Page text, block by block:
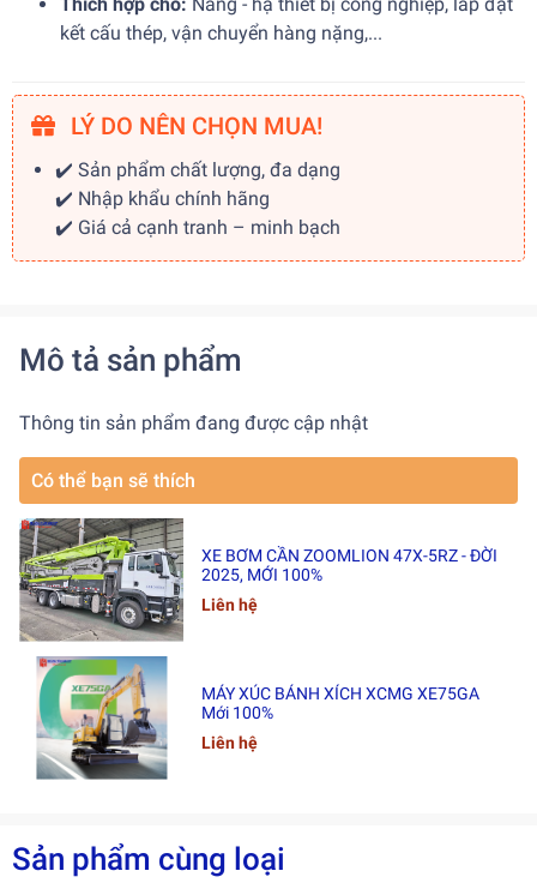
kết cấu thép, vận chuyển hàng nặng,...
LÝ DO NÊN CHỌN MUA!
✔️ Sản phẩm chất lượng, đa dạng
✔️ Nhập khẩu chính hãng
✔️ Giá cả cạnh tranh – minh bạch
Mô tả sản phẩm
Thông tin sản phẩm đang được cập nhật
Có thể bạn sẽ thích
XE BƠM CẦN ZOOMLION 47X-5RZ - ĐỜI
2025, MỚI 100%
Liên hệ
MÁY XÚC BÁNH XÍCH XCMG XE75GA
Mới 100%
Liên hệ
Sản phẩm cùng loại